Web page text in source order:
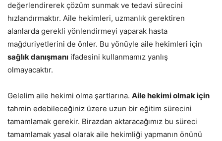
değerlendirerek çözüm sunmak ve tedavi sürecini
hızlandırmaktır. Aile hekimleri, uzmanlık gerektiren
alanlarda gerekli yönlendirmeyi yaparak hasta
mağduriyetlerini de önler. Bu yönüyle aile hekimleri için
sağlık danışmanı ifadesini kullanmamız yanlış
olmayacaktır.
Gelelim aile hekimi olma şartlarına. Aile hekimi olmak için
tahmin edebileceğiniz üzere uzun bir eğitim sürecini
tamamlamak gerekir. Birazdan aktaracağımız bu süreci
tamamlamak yasal olarak aile hekimliği yapmanın önünü